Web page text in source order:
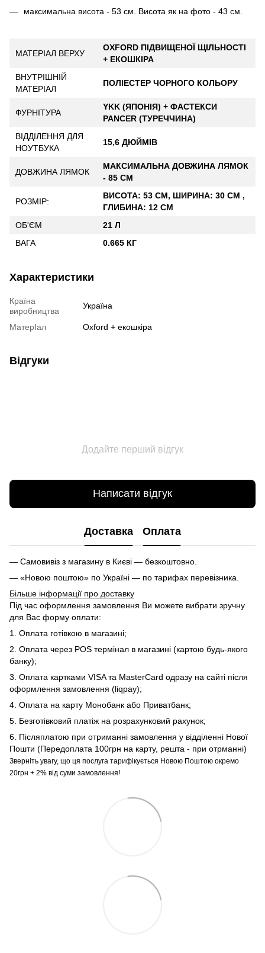
максимальна висота - 53 см. Висота як на фото - 43 см.
МАТЕРІАЛ ВЕРХУ
OXFORD ПІДВИЩЕНОЇ ЩІЛЬНОСТІ
+ ЕКОШКІРА
ВНУТРІШНІЙ
МАТЕРІАЛ
ПОЛІЕСТЕР ЧОРНОГО КОЛЬОРУ
ФУРНІТУРА
YKK (ЯПОНІЯ) + ФАСТЕКСИ
PANCER (ТУРЕЧЧИНА)
ВІДДІЛЕННЯ ДЛЯ
НОУТБУКА
15,6 ДЮЙМІВ
ДОВЖИНА ЛЯМОК
МАКСИМАЛЬНА ДОВЖИНА ЛЯМОК
- 85 СМ
РОЗМІР:
ВИСОТА: 53 СМ, ШИРИНА: 30 СМ ,
ГЛИБИНА: 12 СМ
ОБ'ЄМ
21 Л
ВАГА
0.665 КГ
Характеристики
Країна
виробництва
Україна
МатерІал Oxford + екошкіра
Відгуки
Додайте перший відгук
Написати відгук
Доставка Оплата
— Самовивіз з магазину в Києві — безкоштовно.
— «Новою поштою» по Україні — по тарифах перевізника.
Більше інформації про доставку
Під час оформлення замовлення Ви можете вибрати зручну
для Вас форму оплати:
1. Оплата готівкою в магазині;
2. Оплата через POS термінал в магазині (картою будь-якого
банку);
3. Оплата картками VISA та MasterCard одразу на сайті після
оформлення замовлення (liqpay);
4. Оплата на карту Монобанк або Приватбанк;
5. Безготівковий платіж на розрахунковий рахунок;
6. Післяплатою при отриманні замовлення у відділенні Нової
Пошти (Передоплата 100грн на карту, решта - при отрманні)
Зверніть увагу, що ця послуга тарифікується Новою Поштою окремо
20грн + 2% від суми замовлення!